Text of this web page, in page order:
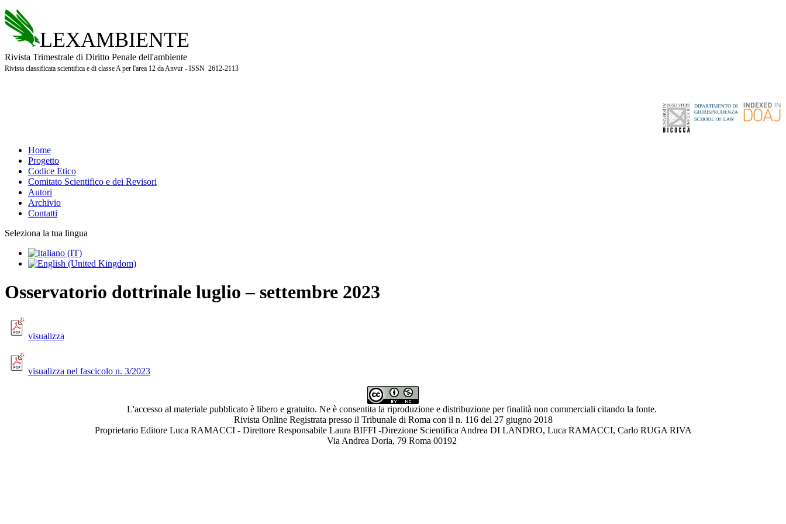
LEXAMBIENTE
Rivista Trimestrale di Diritto Penale dell'ambiente
Rivista classificata scientifica e di classe A per l'area 12 da Anvur - ISSN 2612-2113
Home
Progetto
Codice Etico
Comitato Scientifico e dei Revisori
Autori
Archivio
Contatti
Seleziona la tua lingua
Osservatorio dottrinale luglio – settembre 2023
visualizza
visualizza nel fascicolo n. 3/2023
L'accesso al materiale pubblicato è libero e gratuito. Ne è consentita la riproduzione e distribuzione per finalità non commerciali citando la fonte.
Rivista Online Registrata presso il Tribunale di Roma con il n. 116 del 27 giugno 2018
Proprietario Editore Luca RAMACCI - Direttore Responsabile Laura BIFFI -Direzione Scientifica Andrea DI LANDRO, Luca RAMACCI, Carlo RUGA RIVA
Via Andrea Doria, 79 Roma 00192